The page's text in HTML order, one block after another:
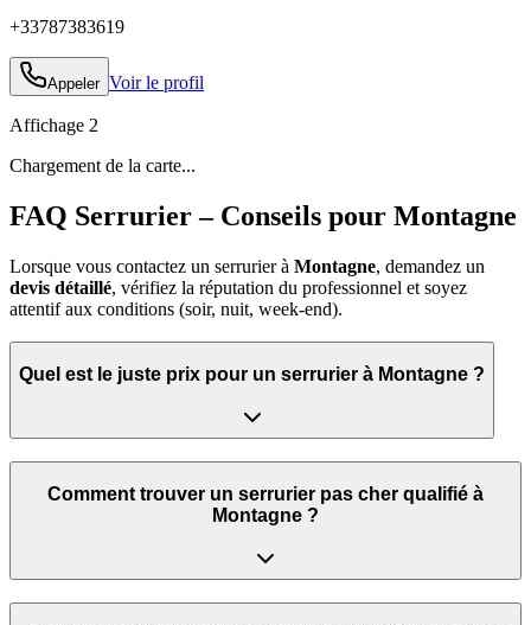
+33787383619
Appeler Voir le profil
Affichage 2
Chargement de la carte...
FAQ Serrurier – Conseils pour Montagne
Lorsque vous contactez un serrurier à Montagne, demandez un
devis détaillé, vérifiez la réputation du professionnel et soyez
attentif aux conditions (soir, nuit, week‑end).
Quel est le juste prix pour un serrurier à Montagne ?
Comment trouver un serrurier pas cher qualifié à
Montagne ?